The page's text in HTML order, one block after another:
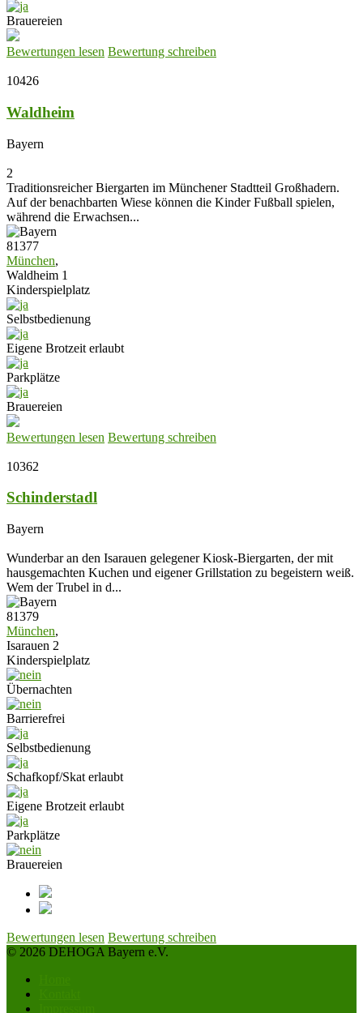
Brauereien
Bewertungen lesen Bewertung schreiben
10426
Waldheim
Bayern
2
Traditionsreicher Biergarten im Münchener Stadtteil Großhadern.
Auf der benachbarten Wiese können die Kinder Fußball spielen,
während die Erwachsen...
81377
München,
Waldheim 1
Kinderspielplatz
Selbstbedienung
Eigene Brotzeit erlaubt
Parkplätze
Brauereien
Bewertungen lesen Bewertung schreiben
10362
Schinderstadl
Bayern
Wunderbar an den Isarauen gelegener Kiosk-Biergarten, der mit
hausgemachten Kuchen und eigener Grillstation zu begeistern weiß.
Wem der Trubel in d...
81379
München,
Isarauen 2
Kinderspielplatz
Übernachten
Barrierefrei
Selbstbedienung
Schafkopf/Skat erlaubt
Eigene Brotzeit erlaubt
Parkplätze
Brauereien
Bewertungen lesen Bewertung schreiben
© 2026 DEHOGA Bayern e.V.